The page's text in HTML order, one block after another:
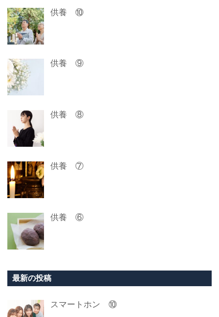
ー
シ
ョ
ン
供養 ⑩
供養 ⑨
供養 ⑧
供養 ⑦
供養 ⑥
最新の投稿
スマートホン ⑩